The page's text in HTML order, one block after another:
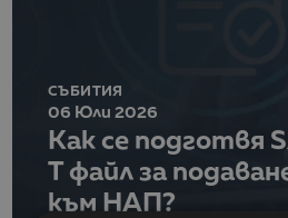
СЪБИТИЯ
06 Юли 2026
Как се подготвя
T файл за
към НАП?